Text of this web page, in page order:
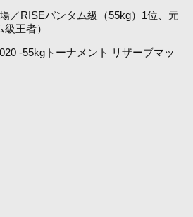
／RISEバンタム級（55kg）1位、元
王者）
-55kgトーナメント リザーブマッ